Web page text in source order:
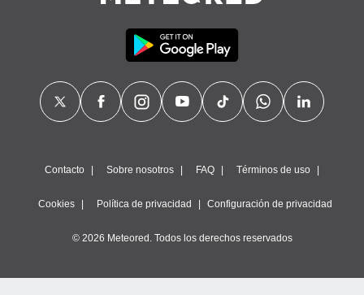
Contacto Sobre nosotros FAQ Términos de uso
Cookies Política de privacidad Configuración de privacidad
© 2026 Meteored. Todos los derechos reservados